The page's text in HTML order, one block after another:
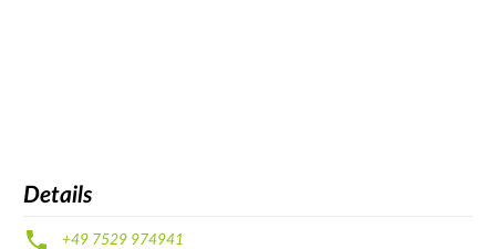
Details
+49 7529 974941